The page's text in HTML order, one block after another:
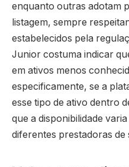
enquanto outras adotam
listagem, sempre
estabelecidos pela
Junior costuma indicar
em ativos menos
especificamente, se a
esse tipo de ativo dentro
que a disponibilidade
diferentes prestadoras de